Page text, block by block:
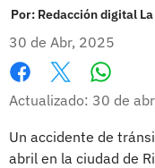
Por: Redacción digital
30 de Abr, 2025
Facebook
X
Actualizado: 30 de
Un accidente de
abril en la ciudad de